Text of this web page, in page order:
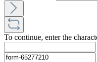
To continue, enter the